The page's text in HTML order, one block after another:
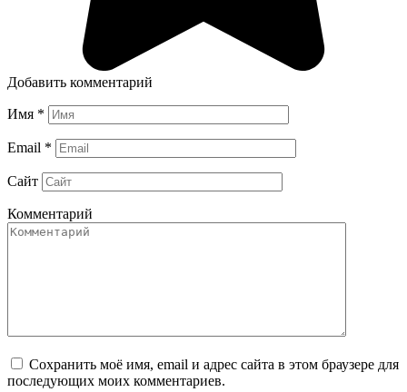
Добавить комментарий
Имя *
Email *
Сайт
Комментарий
Сохранить моё имя, email и адрес сайта в этом браузере для
последующих моих комментариев.